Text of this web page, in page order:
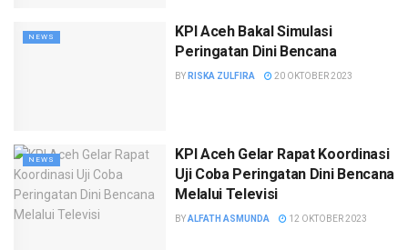
NEWS
KPI Aceh Bakal Simulasi
Peringatan Dini Bencana
BY RISKA ZULFIRA 20 OKTOBER 2023
NEWS
KPI Aceh Gelar Rapat Koordinasi
Uji Coba Peringatan Dini Bencana
Melalui Televisi
BYALFATH ASMUNDA 12 OKTOBER 2023